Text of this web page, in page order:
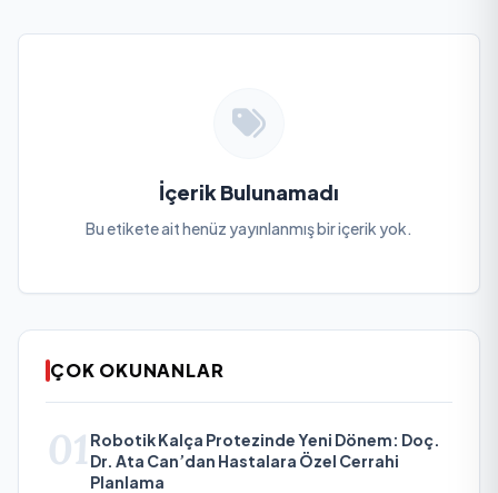
İçerik Bulunamadı
Bu etikete ait henüz yayınlanmış bir içerik yok.
ÇOK OKUNANLAR
01 Robotik Kalça Protezinde Yeni Dönem: Doç.
Dr. Ata Can’dan Hastalara Özel Cerrahi
Planlama